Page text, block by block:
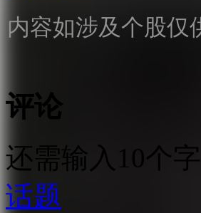
内容如涉及个股仅
评论
还需输入10个字
话题